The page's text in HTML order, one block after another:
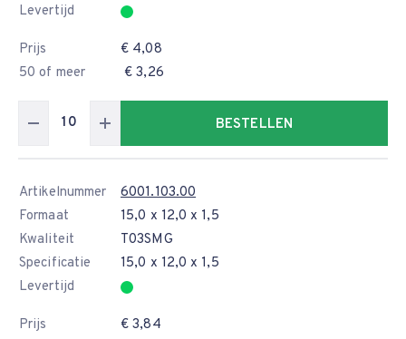
Levertijd
Prijs
€ 4,08
50 of meer
€ 3,26
BESTELLEN
Artikelnummer
6001.103.00
Formaat
15,0 x 12,0 x 1,5
Kwaliteit
T03SMG
Specificatie
15,0 x 12,0 x 1,5
Levertijd
Prijs
€ 3,84